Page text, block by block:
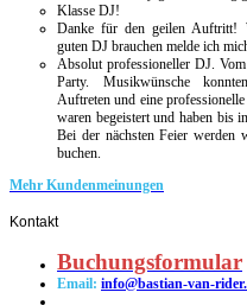
Klasse DJ!
Danke für den geilen Auftritt!
guten DJ brauchen melde ich
Absolut professioneller DJ.
Party. Musikwünsche
Auftreten und eine
waren begeistert und haben bis
Bei der nächsten Feier
buchen.
Mehr Kundenmeinungen
Kontakt
Buchungsformular
Email: info@bastian-van-